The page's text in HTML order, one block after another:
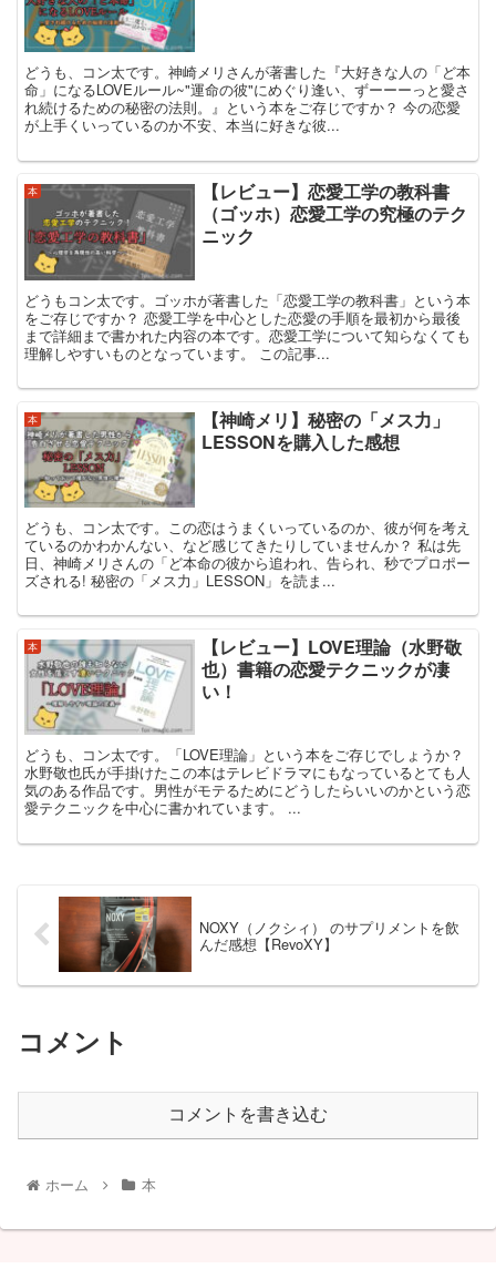
どうも、コン太です。神崎メリさんが著書した『大好きな人の「ど本
命」になるLOVEルール~"運命の彼"にめぐり逢い、ずーーーっと愛さ
れ続けるための秘密の法則。』という本をご存じですか？ 今の恋愛
が上手くいっているのか不安、本当に好きな彼...
本
【レビュー】恋愛工学の教科書
（ゴッホ）恋愛工学の究極のテク
ニック
どうもコン太です。ゴッホが著書した「恋愛工学の教科書」という本
をご存じですか？ 恋愛工学を中心とした恋愛の手順を最初から最後
まで詳細まで書かれた内容の本です。恋愛工学について知らなくても
理解しやすいものとなっています。 この記事...
本
【神崎メリ】秘密の「メス力」
LESSONを購入した感想
どうも、コン太です。この恋はうまくいっているのか、彼が何を考え
ているのかわかんない、など感じてきたりしていませんか？ 私は先
日、神崎メリさんの「ど本命の彼から追われ、告られ、秒でプロポー
ズされる! 秘密の「メス力」LESSON」を読ま...
本
【レビュー】LOVE理論（水野敬
也）書籍の恋愛テクニックが凄
い！
どうも、コン太です。「LOVE理論」という本をご存じでしょうか？
水野敬也氏が手掛けたこの本はテレビドラマにもなっているとても人
気のある作品です。男性がモテるためにどうしたらいいのかという恋
愛テクニックを中心に書かれています。 ...
NOXY（ノクシィ） のサプリメントを飲
んだ感想【RevoXY】
コメント
コメントを書き込む
ホーム 本